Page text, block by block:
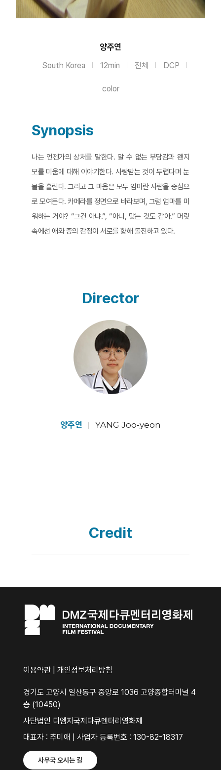
양주연
South Korea 12min 전체 DCP
color
Synopsis
나는 언젠가의 상처를 말한다. 알 수 없는 부담감과 왠지
모를 미움에 대해 이야기한다. 사랑받는 것이 두렵다며 눈
물을 흘린다. 그리고 그 마음은 모두 엄마란 사람을 중심으
로 모여든다. 카메라를 정면으로 바라보며, 그럼 엄마를 미
워하는 거야? “그건 아냐.”, “아니, 맞는 것도 같아.” 머릿
속에선 애와 증의 감정이 서로를 향해 돌진하고 있다.
Director
양주연 YANG Joo-yeon
Credit
이용약관 개인정보처리방침
경기도 고양시 일산동구 중앙로 1036 고양종합터미널 4
층 (10450)
사단법인 디엠지국제다큐멘터리영화제
대표자 : 추미애 | 사업자 등록번호 : 130-82-18317
사무국 오시는 길